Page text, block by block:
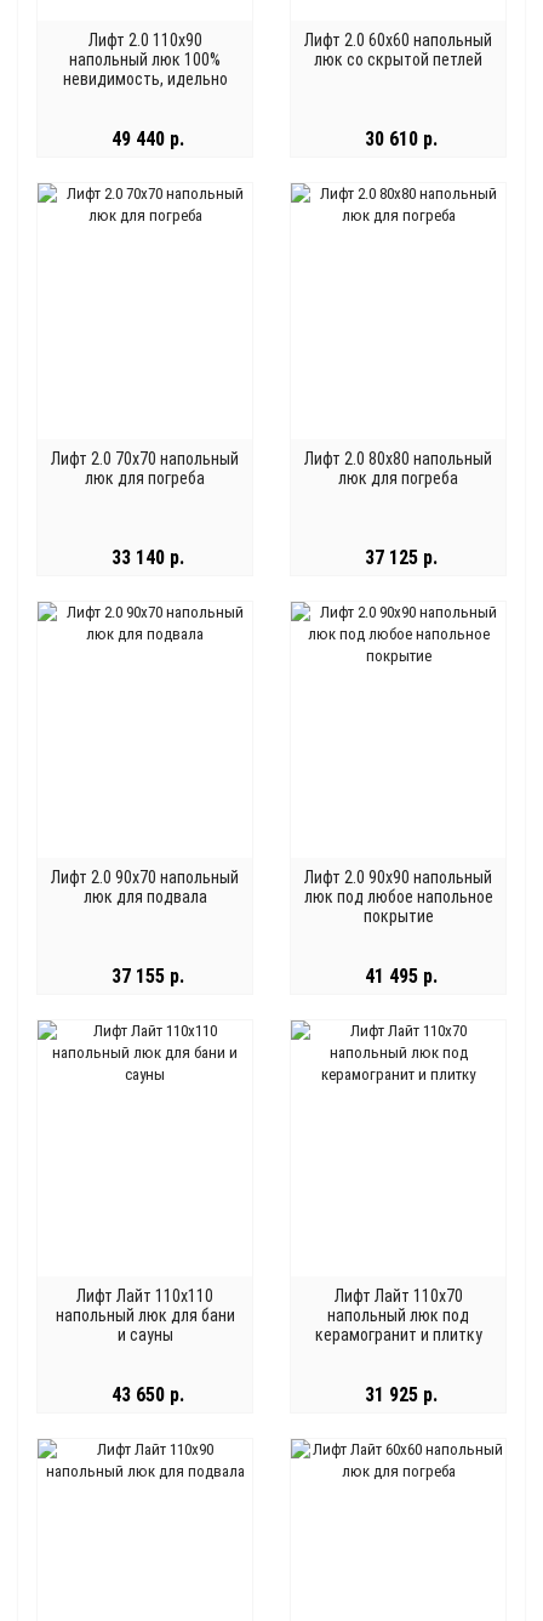
Лифт 2.0 110x90
напольный люк 100%
невидимость, идельно
49 440 р.
Лифт 2.0 60x60 напольный
люк со скрытой петлей
30 610 р.
Лифт 2.0 70x70 напольный
люк для погреба
33 140 р.
Лифт 2.0 80x80 напольный
люк для погреба
37 125 р.
Лифт 2.0 90x70 напольный
люк для подвала
37 155 р.
Лифт 2.0 90x90 напольный
люк под любое напольное
покрытие
41 495 р.
Лифт Лайт 110x110
напольный люк для бани
и сауны
43 650 р.
Лифт Лайт 110x70
напольный люк под
керамогранит и плитку
31 925 р.